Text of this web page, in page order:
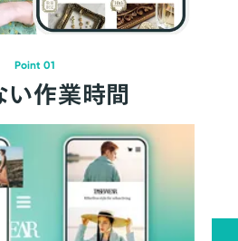
Point 01
い作業時間